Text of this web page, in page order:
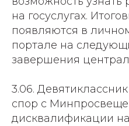
на госуслугах.
появляются в
портале на
завершения
3.06.
спор с
дисквалификации